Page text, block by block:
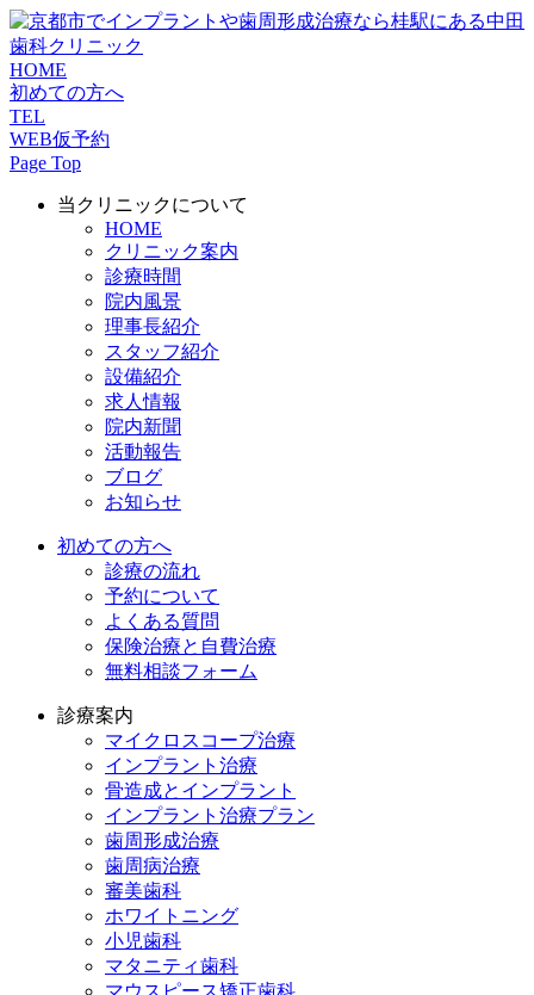
HOME
初めての方へ
TEL
WEB仮予約
Page Top
当クリニックについて
HOME
クリニック案内
診療時間
院内風景
理事長紹介
スタッフ紹介
設備紹介
求人情報
院内新聞
活動報告
ブログ
お知らせ
初めての方へ
診療の流れ
予約について
よくある質問
保険治療と自費治療
無料相談フォーム
診療案内
マイクロスコープ治療
インプラント治療
骨造成とインプラント
インプラント治療プラン
歯周形成治療
歯周病治療
審美歯科
ホワイトニング
小児歯科
マタニティ歯科
マウスピース矯正歯科